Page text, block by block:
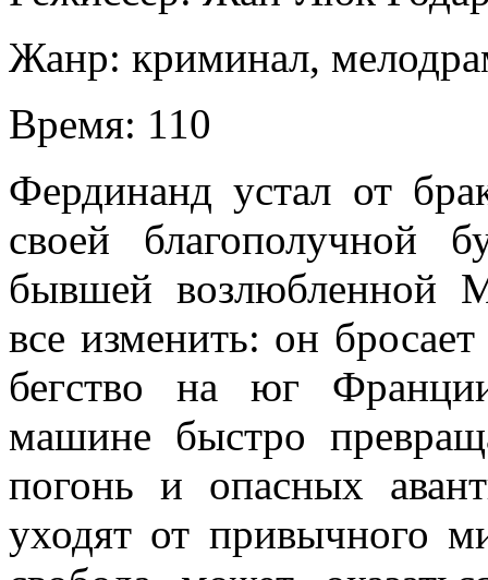
Жанр: криминал,
Время: 110
Фердинанд устал от
своей благополучной
бывшей возлюбленной
все изменить: он
бегство на юг
машине быстро
погонь и опасных
уходят от привычного